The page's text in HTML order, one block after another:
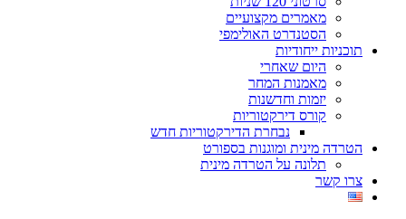
מאמרים מקצועיים
הסטנדרט האולימפי
תוכניות ייחודיות
היום שאחרי
מאמנות המחר
יזמות וחדשנות
קורס דירקטוריות
נבחרת הדירקטוריות חדש
הטרדה מינית ומוגנות בספורט
תלונה על הטרדה מינית
צרו קשר